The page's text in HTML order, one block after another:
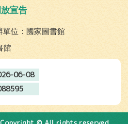
宣告
單位：國家圖書館
館
06-08